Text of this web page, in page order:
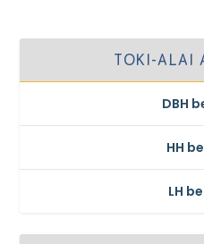
TOKI-ALAI
DBH
HH
LH